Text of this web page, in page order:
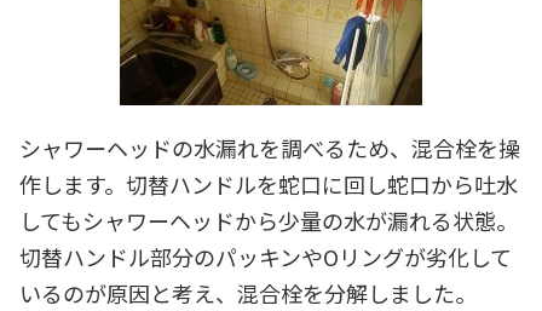
シャワーヘッドの水漏れを調べるため、混合栓を操
作します。切替ハンドルを蛇口に回し蛇口から吐水
してもシャワーヘッドから少量の水が漏れる状態。
切替ハンドル部分のパッキンやOリングが劣化して
いるのが原因と考え、混合栓を分解しました。